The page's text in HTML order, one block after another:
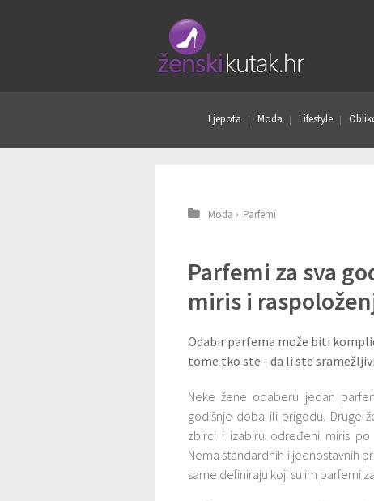
Ljepota Moda Lifestyle
Moda › Parfemi
Parfemi za sva
miris i
Odabir parfema može biti
tome tko ste - da li ste
Neke žene odaberu jedan
godišnje doba ili prigodu. Druge
zbirci i izabiru određeni miris
Nema standardnih i jednostavnih
same definiraju koji su im parfemi